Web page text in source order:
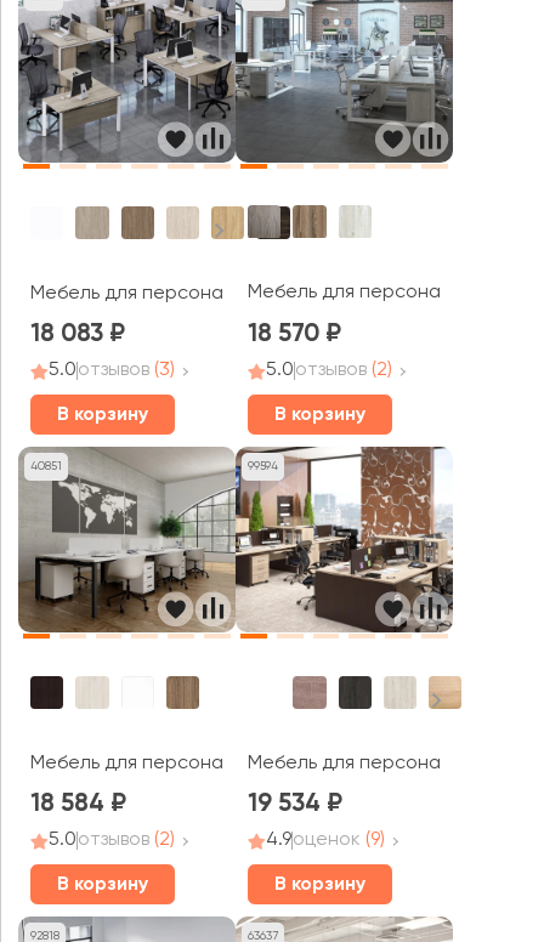
Мебель для персонала Оникс / Onix
18 083
5.0отзывов (3)
В корзину
Мебель для персонала
18 570
5.0отзывов (2)
В корзину
40851
Мебель для персонала AVANCE
18 584
5.0отзывов (2)
В корзину
99594
Мебель для персонала Xten
19 534
4.9оценок (9)
В корзину
92818 63637